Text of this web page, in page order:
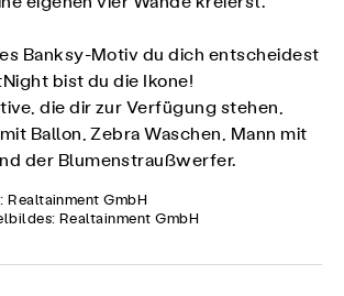
Banksy-Motiv du dich entscheidest
bist du die Ikone!
die dir zur Verfügung stehen,
Ballon, Zebra Waschen, Mann mit
der Blumenstraußwerfer.
GmbH
Realtainment GmbH